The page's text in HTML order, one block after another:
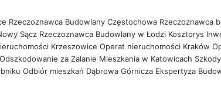
Rzeczoznawca Budowlany Częstochowa Rzeczoznawca
Sącz Rzeczoznawca Budowlany w Łodzi Kosztorys
KrzeszowiceOperat nieruchomości Kraków
Odszkodowanie za Zalanie Mieszkania w Katowicach
Odbiór mieszkań Dąbrowa Górnicza Ekspertyza